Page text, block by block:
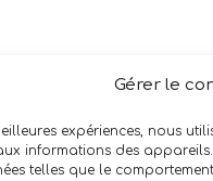
Gérer le
expériences, nous
informations des
telles que le